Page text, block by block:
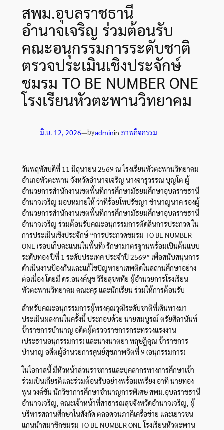
สพม.อุบลราชธานี
อำนาจเจริญ ร่วมต้อนรับ
คณะอนุกรรมการระดับชาติ
ตรวจประเมินเชิงประจักษ์
ชมรม TO BE NUMBER ONE
โรงเรียนหัวตะพานวิทยาคม
มิ.ย. 12, 2026—byadminin ภาพกิจกรรม
วันพฤหัสบดีที่ 11 มิถุนายน 2569 ณ โรงเรียนหัวตะพานวิทยาคม
อำเภอหัวตะพาน จังหวัดอำนาจเจริญ นางจารุวรรณ บุญโต ผู้
อำนวยการสำนักงานเขตพื้นที่การศึกษามัธยมศึกษาอุบลราชธานี
อำนาจเจริญ มอบหมายให้ ว่าที่ร้อยโทปรัชญา ชำนาญนาค รองผู้
อำนวยการสำนักงานเขตพื้นที่การศึกษามัธยมศึกษาอุบลราชธานี
อำนาจเจริญ ร่วมต้อนรับคณะอนุกรรมการตัดสินการประกวด ใน
การประเมินเชิงประจักษ์ “การประกวดชมรม TO BE NUMBER
ONE (รอบเก็บคะแนนในพื้นที่) รักษามาตรฐานพร้อมเป็นต้นแบบ
ระดับทอง ปีที่ 1 ระดับประเทศ ประจำปี 2569” เพื่อสนับสนุนการ
ดำเนินงานป้องกันและแก้ไขปัญหายาเสพติดในสถานศึกษาอย่าง
ต่อเนื่อง โดยมี ดร.อนงค์นุช วิริยสุขหทัย ผู้อำนวยการโรงเรียน
หัวตะพานวิทยาคม คณะครู และนักเรียน ร่วมให้การต้อนรับ
สำหรับคณะอนุกรรมการผู้ทรงคุณวุฒิระดับชาติที่เดินทางมา
ประเมินผลงานในครั้งนี้ ประกอบด้วย นายสมบูรณ์ ตรัยศิลานันท์
ข้าราชการบำนาญ อดีตผู้ตรวจราชการกระทรวงแรงงาน
(ประธานอนุกรรมการ) และนางนาตยา ทฤษฏิคุณ ข้าราชการ
บำนาญ อดีตผู้อำนวยการศูนย์สุขภาพจิตที่ 9 (อนุกรรมการ)
ในโอกาสนี้ มีหัวหน้าส่วนราชการและบุคลากรทางการศึกษาเข้า
ร่วมเป็นเกียรติและร่วมต้อนรับอย่างพร้อมเพรียง อาทิ นายทอง
พูน วงค์ขัน นักวิชาการศึกษาชำนาญการพิเศษ สพม.อุบลราชธานี
อำนาจเจริญ, คณะเจ้าหน้าที่สาธารณสุขจังหวัดอำนาจเจริญ, ผู้
บริหารสถานศึกษาในสังกัด ตลอดจนภาคีเครือข่าย และเยาวชน
แกนนำสมาชิกชมรม TO BE NUMBER ONE โรงเรียนหัวตะพาน